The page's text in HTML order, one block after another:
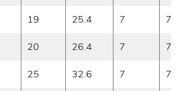
19 25.4 7 7
20 26.4 7 7
25 32.6 7 7